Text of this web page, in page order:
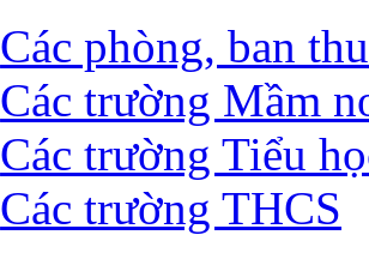
Các phòng, ban
Các trường Mầm
Các trường Tiểu
Các trường THCS